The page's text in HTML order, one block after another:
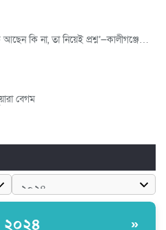
আছেন কি না, তা নিয়েই প্রশ্ন’—কালীগঞ্জে…
বেগম
২০২৪ »